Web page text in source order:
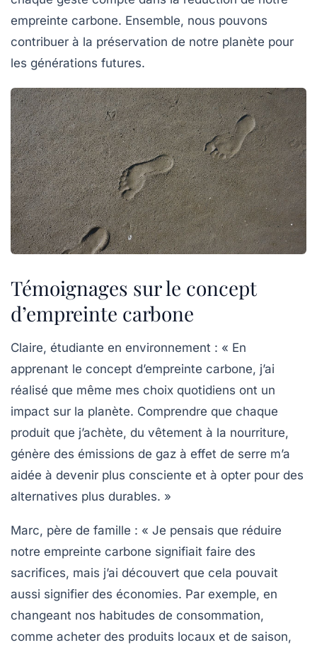
empreinte carbone. Ensemble, nous pouvons
contribuer à la préservation de notre planète pour
les générations futures.
Témoignages sur le concept
d’empreinte carbone
Claire, étudiante en environnement : « En
apprenant le concept d’empreinte carbone, j’ai
réalisé que même mes choix quotidiens ont un
impact sur la planète. Comprendre que chaque
produit que j’achète, du vêtement à la nourriture,
génère des émissions de gaz à effet de serre m’a
aidée à devenir plus consciente et à opter pour des
alternatives plus durables. »
Marc, père de famille : « Je pensais que réduire
notre empreinte carbone signifiait faire des
sacrifices, mais j’ai découvert que cela pouvait
aussi signifier des économies. Par exemple, en
changeant nos habitudes de consommation,
comme acheter des produits locaux et de saison,